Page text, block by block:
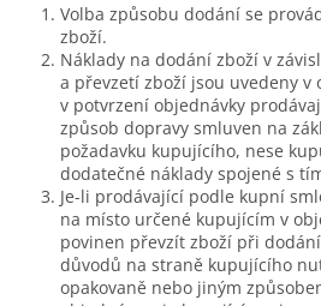
Volba způsobu dodání se
zboží.
Náklady na dodání zboží v
a převzetí zboží jsou uvedeny v
v potvrzení objednávky
způsob dopravy smluven na
požadavku kupujícího, nese
dodatečné náklady spojené s
Je-li prodávající podle kupní
na místo určené kupujícím v
povinen převzít zboží při
důvodů na straně kupujícího
opakovaně nebo jiným